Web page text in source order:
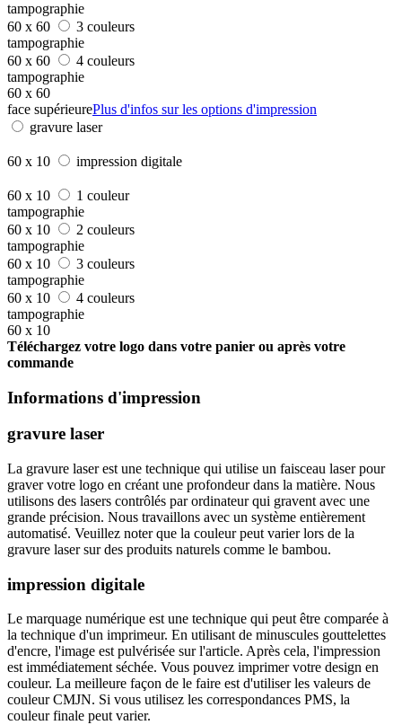
tampographie
60 x 60
3 couleurs
tampographie
60 x 60
4 couleurs
tampographie
60 x 60
face supérieurePlus d'infos sur les options d'impression
gravure laser
60 x 10 impression digitale
60 x 10
1 couleur
tampographie
60 x 10
2 couleurs
tampographie
60 x 10
3 couleurs
tampographie
60 x 10
4 couleurs
tampographie
60 x 10
Téléchargez votre logo dans votre panier ou après votre
commande
Informations d'impression
gravure laser
La gravure laser est une technique qui utilise un faisceau laser pour
graver votre logo en créant une profondeur dans la matière. Nous
utilisons des lasers contrôlés par ordinateur qui gravent avec une
grande précision. Nous travaillons avec un système entièrement
automatisé. Veuillez noter que la couleur peut varier lors de la
gravure laser sur des produits naturels comme le bambou.
impression digitale
Le marquage numérique est une technique qui peut être comparée à
la technique d'un imprimeur. En utilisant de minuscules gouttelettes
d'encre, l'image est pulvérisée sur l'article. Après cela, l'impression
est immédiatement séchée. Vous pouvez imprimer votre design en
couleur. La meilleure façon de le faire est d'utiliser les valeurs de
couleur CMJN. Si vous utilisez les correspondances PMS, la
couleur finale peut varier.